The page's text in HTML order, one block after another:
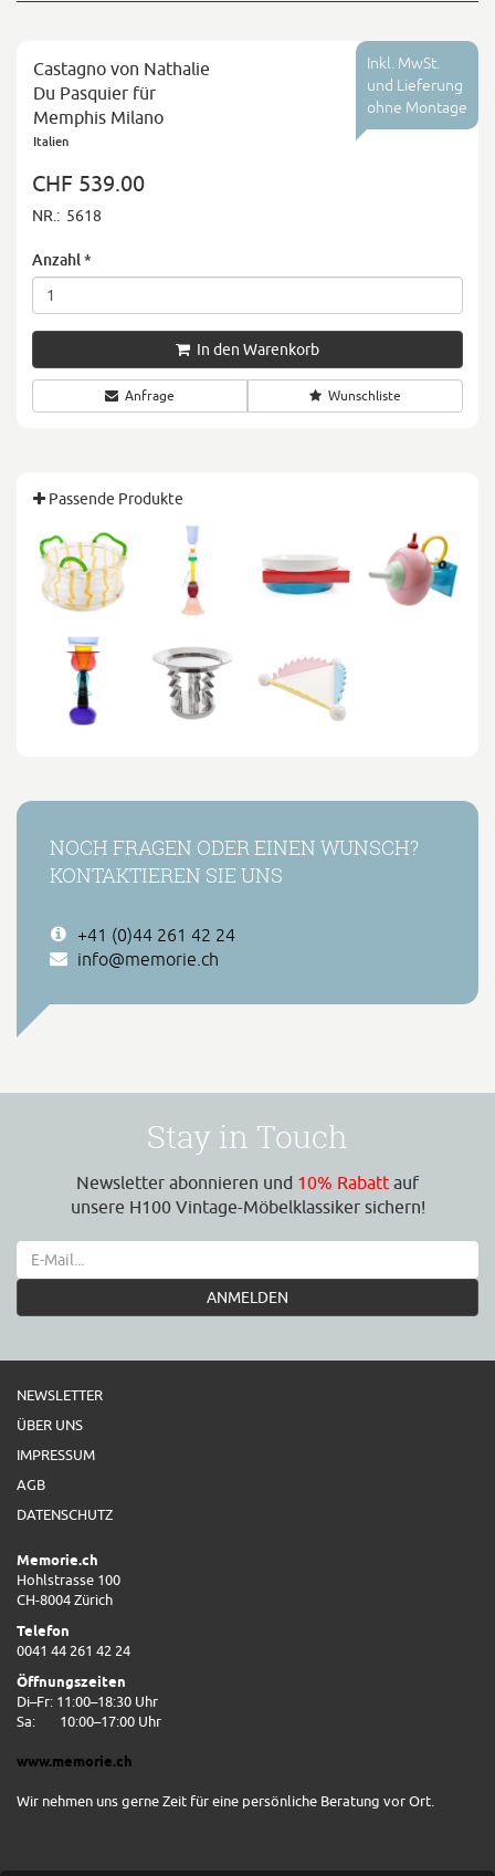
Inkl. MwSt.
und Lieferung
ohne Montage
Castagno von Nathalie
Du Pasquier für
Memphis Milano
Italien
CHF 539.00
NR.: 5618
Anzahl *
In den Warenkorb
Anfrage Wunschliste
Passende Produkte
NOCH FRAGEN ODER EINEN WUNSCH?
KONTAKTIEREN SIE UNS
+41 (0)44 261 42 24
info@memorie.ch
Stay in Touch
Newsletter abonnieren und 10% Rabatt auf
unsere H100 Vintage-Möbelklassiker sichern!
ANMELDEN
NEWSLETTER
ÜBER UNS
IMPRESSUM
AGB
DATENSCHUTZ
Memorie.ch
Hohlstrasse 100
CH-8004 Zürich
Telefon
0041 44 261 42 24
Öffnungszeiten
Di–Fr: 11:00–18:30 Uhr
Sa:
10:00–17:00 Uhr
www.memorie.ch
Wir nehmen uns gerne Zeit für eine persönliche Beratung vor Ort.